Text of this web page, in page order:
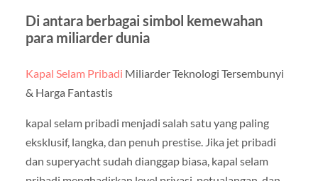
Di antara berbagai simbol kemewahan
para miliarder dunia
Kapal Selam Pribadi Miliarder Teknologi Tersembunyi
& Harga Fantastis
kapal selam pribadi menjadi salah satu yang paling
eksklusif, langka, dan penuh prestise. Jika jet pribadi
dan superyacht sudah dianggap biasa, kapal selam